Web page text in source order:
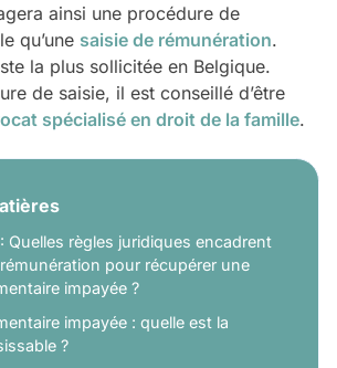
ainsi une procédure de
qu’une saisie de rémunération.
la plus sollicitée en Belgique.
de saisie, il est conseillé d’être
spécialisé en droit de la famille.
: Quelles règles juridiques encadrent
pour récupérer une
impayée ?
impayée : quelle est la
?